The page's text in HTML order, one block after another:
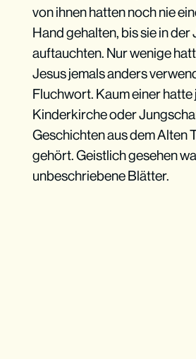
von ihnen hatten noch nie
Hand gehalten, bis sie in
auftauchten. Nur wenige
Jesus jemals anders
Fluchwort. Kaum einer hatte
Kinderkirche oder
Geschichten aus dem Alten
gehört. Geistlich gesehen
unbeschriebene Blätter.